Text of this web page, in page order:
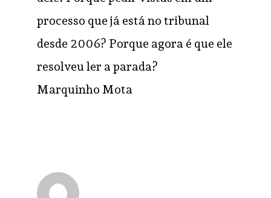
processo que já está no tribunal
desde 2006? Porque agora é que ele
resolveu ler a parada?
Marquinho Mota